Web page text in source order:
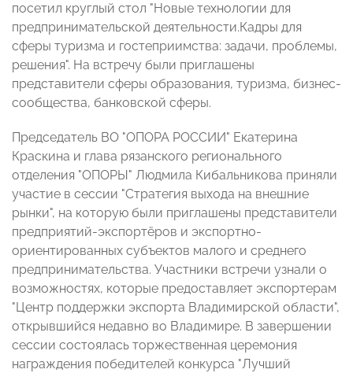
посетил круглый стол "Новые технологии для
предпринимательской деятельности.Кадры для
сферы туризма и гостеприимства: задачи, проблемы,
решения". На встречу были приглашены
представители сферы образования, туризма, бизнес-
сообщества, банковской сферы.
Председатель ВО "ОПОРА РОССИИ" Екатерина
Краскина и глава рязанского регионального
отделения "ОПОРЫ" Людмила Кибальникова приняли
участие в сессии "Стратегия выхода на внешние
рынки", на которую были приглашены представители
предприятий-экспортёров и экспортно-
ориентированных субъектов малого и среднего
предпринимательства. Участники встречи узнали о
возможностях, которые предоставляет экспортерам
"Центр поддержки экспорта Владимирской области",
открывшийся недавно во Владимире. В завершении
сессии состоялась торжественная церемония
награждения победителей конкурса "Лучший